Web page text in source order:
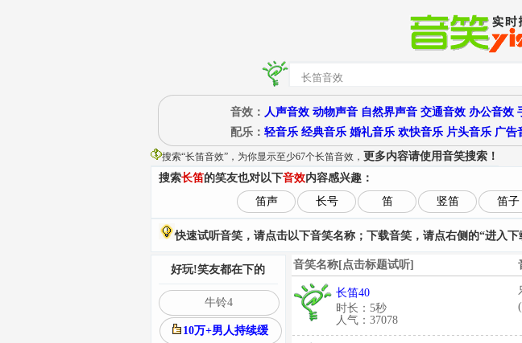
音效： 人声音效 动物声音 自然界声音 交通音效 办公音效
配乐： 轻音乐 经典音乐 婚礼音乐 欢快音乐 片头音乐 广告
搜索“长笛音效”，为你显示至少67个长笛音效， 更多内容请使用音笑搜索！
搜索长笛的笑友也对以下音效内容感兴趣：
笛声
长号 笛 竖笛 笛子
快速试听音笑，请点击以下音笑名称；下载音笑，请点右侧的“进入下
音笑名称[点击标题试听]
长笛40
时长：5秒
人气：37078
好玩!笑友都在下的
牛铃4
10万+男人持续缓